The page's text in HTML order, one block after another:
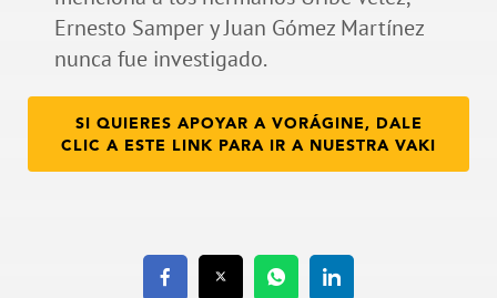
Ernesto Samper y Juan Gómez Martínez
nunca fue investigado.
SI QUIERES APOYAR A VORÁGINE, DALE
CLIC A ESTE LINK PARA IR A NUESTRA VAKI